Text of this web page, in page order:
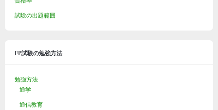
試験の出題範囲
FP試験の勉強方法
勉強方法
通学
通信教育